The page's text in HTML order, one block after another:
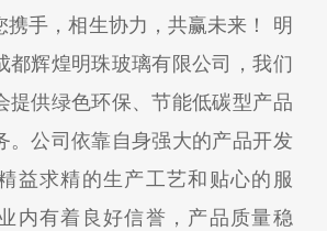
携手，相生协力，共赢未来！ 明
都辉煌明珠玻璃有限公司，我们
提供绿色环保、节能低碳型产品
。公司依靠自身强大的产品开发
益求精的生产工艺和贴心的服
内有着良好信誉，产品质量稳